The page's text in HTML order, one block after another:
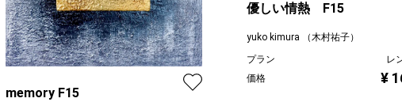
memory F15
優しい情熱 F15
yuko kimura （木村祐子）
プラン
レ
価格
¥